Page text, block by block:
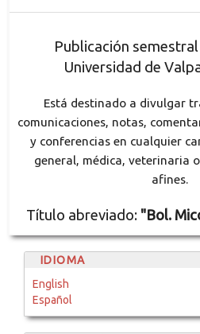
Publicación
Universidad de
Está destinado a divulgar
comunicaciones, notas,
y conferencias en cualquier
general, médica, veterinaria
afines.
Título abreviado: "Bol.
IDIOMA
English
Español